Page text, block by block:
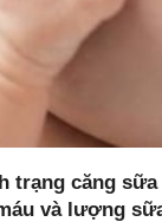
trạng căng
và lượng